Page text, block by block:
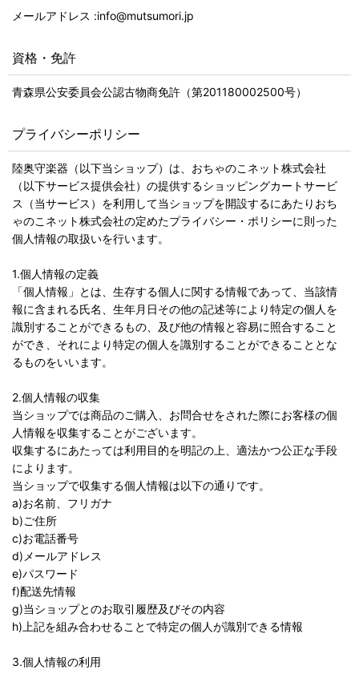
メールアドレス :info@mutsumori.jp
資格・免許
青森県公安委員会公認古物商免許（第201180002500号）
プライバシーポリシー
陸奥守楽器（以下当ショップ）は、おちゃのこネット株式会社
（以下サービス提供会社）の提供するショッピングカートサービ
ス（当サービス）を利用して当ショップを開設するにあたりおち
ゃのこネット株式会社の定めたプライバシー・ポリシーに則った
個人情報の取扱いを行います。
1.個人情報の定義
「個人情報」とは、生存する個人に関する情報であって、当該情
報に含まれる氏名、生年月日その他の記述等により特定の個人を
識別することができるもの、及び他の情報と容易に照合すること
ができ、それにより特定の個人を識別することができることとな
るものをいいます。
2.個人情報の収集
当ショップでは商品のご購入、お問合せをされた際にお客様の個
人情報を収集することがございます。
収集するにあたっては利用目的を明記の上、適法かつ公正な手段
によります。
当ショップで収集する個人情報は以下の通りです。
a)お名前、フリガナ
b)ご住所
c)お電話番号
d)メールアドレス
e)パスワード
f)配送先情報
g)当ショップとのお取引履歴及びその内容
h)上記を組み合わせることで特定の個人が識別できる情報
3.個人情報の利用